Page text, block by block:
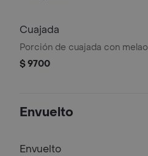
Cuajada
Porción de cuajada con melao
$ 9700
Envuelto
Envuelto